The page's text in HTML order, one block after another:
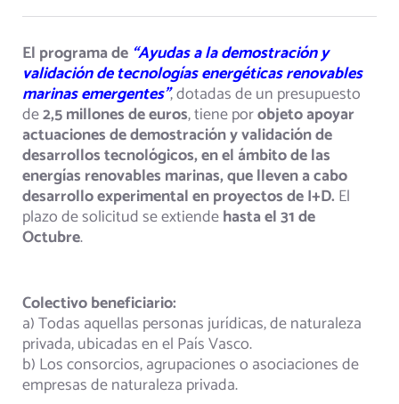
El programa de “Ayudas a la demostración y
validación de tecnologías energéticas renovables
marinas emergentes”, dotadas de un presupuesto
de2,5 millones de euros, tiene porobjetoapoyar
actuaciones de demostración y validación de
desarrollos tecnológicos, en el ámbito de las
energías renovables marinas, que lleven a cabo
desarrollo experimental en proyectos de I+D. El
plazo de solicitud se extiendehasta el 31 de
Octubre.
Colectivo beneficiario:
a) Todas aquellas personas jurídicas, de naturaleza
privada, ubicadas en el País Vasco.
b) Los consorcios, agrupaciones o asociaciones de
empresas de naturaleza privada.